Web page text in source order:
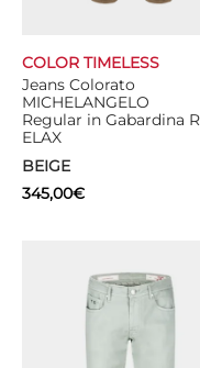
Jeans Colorato
MICHELANGELO
Regular in Gabardina
ELAX
BEIGE
COLOR TIMELESS
345,00€